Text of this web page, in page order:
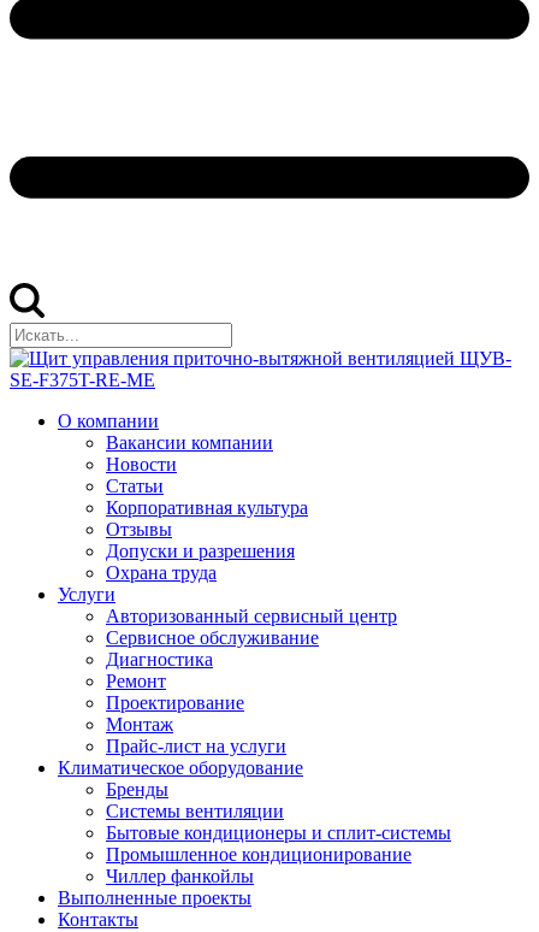
О компании
Вакансии компании
Новости
Статьи
Корпоративная культура
Отзывы
Допуски и разрешения
Охрана труда
Услуги
Авторизованный сервисный центр
Сервисное обслуживание
Диагностика
Ремонт
Проектирование
Монтаж
Прайс-лист на услуги
Климатическое оборудование
Бренды
Системы вентиляции
Бытовые кондиционеры и сплит-системы
Промышленное кондиционирование
Чиллер фанкойлы
Выполненные проекты
Контакты